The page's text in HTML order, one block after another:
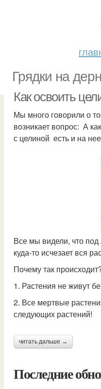
Грядки на
Как освоить
Мы много говорили о
возникает вопрос: ­ А
с целиной ­ есть и на
Все мы видели, что
куда-то исчезает вся
Почему так
1. Растения не живут
2. Все мертвые
следующих растений!
читать дальше →
Последние